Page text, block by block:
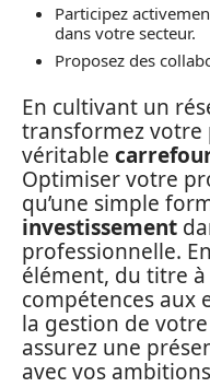
Participez
dans votre secteur.
Proposez des
En cultivant un
transformez votre
véritable
Optimiser votre
qu’une simple
investissement
professionnelle.
élément, du titre
compétences aux
la gestion de
assurez une
avec vos